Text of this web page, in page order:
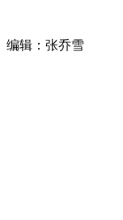
编辑：张乔雪